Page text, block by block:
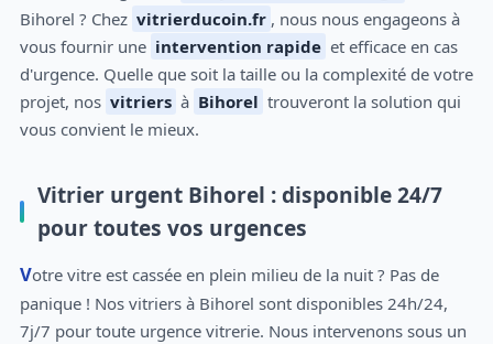
Bihorel ? Chez vitrierducoin.fr , nous nous engageons à
vous fournir une intervention rapide et efficace en cas
d'urgence. Quelle que soit la taille ou la complexité de votre
projet, nos vitriers à Bihorel trouveront la solution qui
vous convient le mieux.
Vitrier urgent Bihorel : disponible 24/7
pour toutes vos urgences
Votre vitre est cassée en plein milieu de la nuit ? Pas de
panique ! Nos vitriers à Bihorel sont disponibles 24h/24,
7j/7 pour toute urgence vitrerie. Nous intervenons sous un